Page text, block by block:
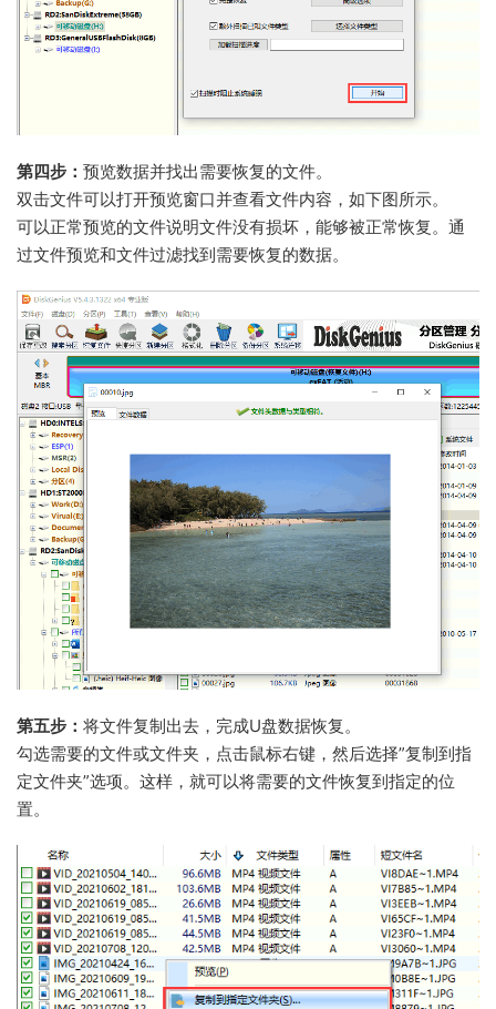
第四步： 预览数据并找出需要恢复的文件。
双击文件可以打开预览窗口并查看文件内容，如下图所示。
可以正常预览的文件说明文件没有损坏，能够被正常恢复。通
过文件预览和文件过滤找到需要恢复的数据。
第五步： 将文件复制出去，完成U盘数据恢复。
勾选需要的文件或文件夹，点击鼠标右键，然后选择”复制到指
定文件夹”选项。这样，就可以将需要的文件恢复到指定的位
置。